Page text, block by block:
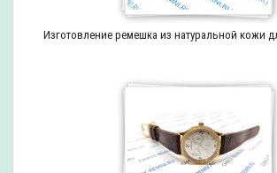
Изготовление ремешка из натуральной кожи